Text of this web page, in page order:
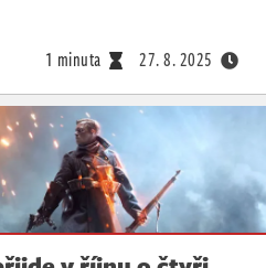
1 minuta 27. 8. 2025